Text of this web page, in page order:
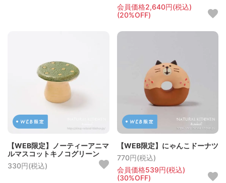
会員価格2,640円(税込)
(20%OFF)
【WEB限定】ノーティーアニマ
ルマスコットキノコグリーン
330円(税込)
【WEB限定】にゃんこドーナツ
770円(税込)
会員価格539円(税込)
(30%OFF)